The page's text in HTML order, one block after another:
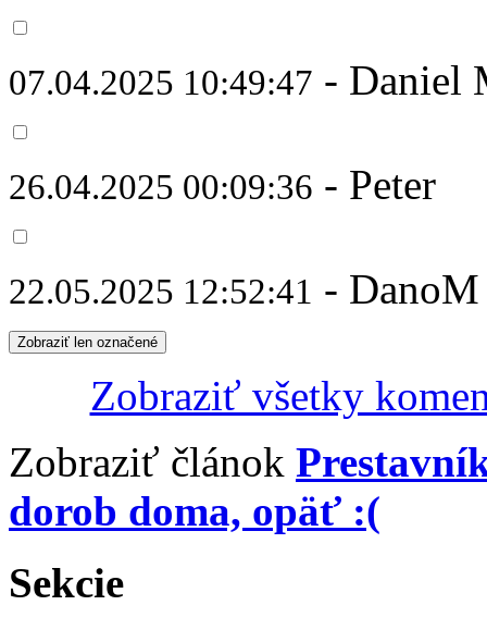
07.04.2025 10:49:47 - Daniel
26.04.2025 00:09:36 - Peter
22.05.2025 12:52:41 - DanoM
Zobraziť len označené
Zobraziť všetky
Zobraziť článok
dorob doma, opäť :(
Sekcie